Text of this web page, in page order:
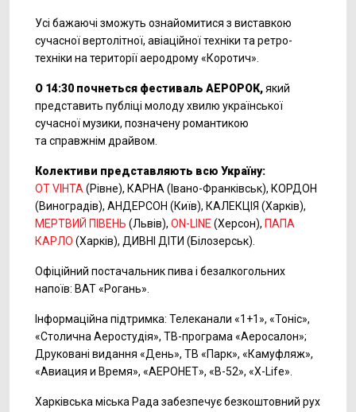
Усі бажаючі зможуть ознайомитися з виставкою
сучасної вертолітної, авіаційної техніки та ретро-
техніки на території аеродрому «Коротич».
О 14:30 почнеться фестиваль АЕРОРОК,який
представить публіці молоду хвилю української
сучасної музики, позначену романтикою
та справжнім драйвом.
Колективи представляють всю Україну:
ОТ VIНТА (Рівне), КАРНА (Івано-Франківськ), КОРДОН
(Виноградів), АНДЕРСОН (Київ), КАЛЕКЦІЯ (Харків),
МЕРТВИЙ ПІВЕНЬ (Львів), ON-LINE (Херсон), ПАПА
КАРЛО (Харків), ДИВНІ ДІТИ (Білозерськ).
Офіційний постачальник пива і безалкогольних
напоїв: ВАТ «Рогань».
Інформаційна підтримка: Телеканали «1+1», «Тоніс»,
«Столична Аеростудія», ТВ-програма «Аеросалон»;
Друковані видання «День», ТВ «Парк», «Камуфляж»,
«Авиация и Время», «АЕРОНЕТ», «B-52», «Х-Life».
Харківська міська Рада забезпечує безкоштовний рух